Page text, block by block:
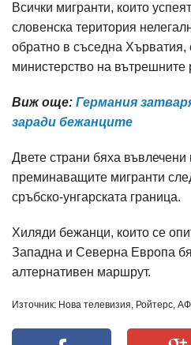
Всички мигранти, които
словенска територия
обратно в съседна
министерство на вътрешните
Виж още: Германия
заради бежанците
Двете страни бяха
преминаващите мигранти
сръбско-унгарската граница.
Хиляди бежанци, които се
Западна и Северна Европа
алтернативен маршрут.
Източник: Нова телевизия, Ройтерс,